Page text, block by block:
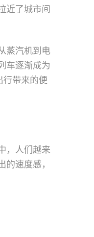
近了城市间
蒸汽机到电
车逐渐成为
行带来的便
，人们越来
速度感，